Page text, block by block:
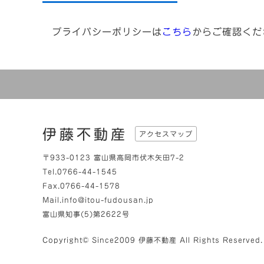
プライバシーポリシーは こちら からご確認く
伊藤不動産 アクセスマップ
〒933-0123 富山県高岡市伏木矢田7-2
Tel.0766-44-1545
Fax.0766-44-1578
Mail.info@itou-fudousan.jp
富山県知事(5)第2622号
Copyright© Since2009 伊藤不動産 All Rights Reserved.